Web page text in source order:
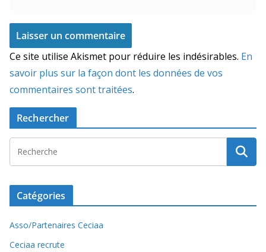
Ce site utilise Akismet pour réduire les indésirables. En
savoir plus sur la façon dont les données de vos
commentaires sont traitées.
Rechercher
Catégories
Asso/Partenaires Ceciaa
Ceciaa recrute